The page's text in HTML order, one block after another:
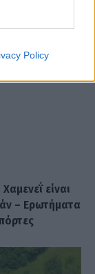
Policy
είναι
– Ερωτήματα